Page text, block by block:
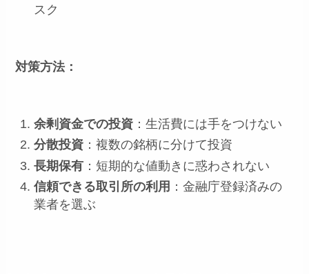
スク
対策方法：
余剰資金での投資 ：生活費には手をつけない
分散投資 ：複数の銘柄に分けて投資
長期保有 ：短期的な値動きに惑わされない
信頼できる取引所の利用 ：金融庁登録済みの
業者を選ぶ